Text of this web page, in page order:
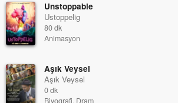
Unstoppable
Ustoppelig
80 dk
Animasyon
Aşık Veysel
Aşık Veysel
0 dk
Biyografi, Dram